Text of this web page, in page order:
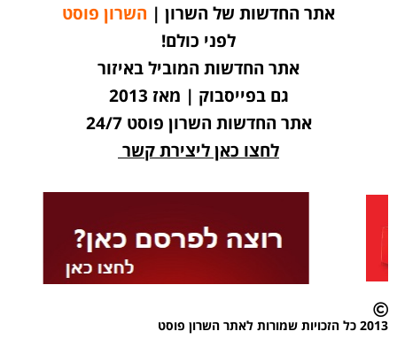
אתר החדשות של השרון | השרון פוסט
לפני כולם!
אתר החדשות המוביל באיזור
גם בפייסבוק | מאז 2013
אתר החדשות השרון פוסט 24/7
לחצו כאן ליצירת קשר
2013 כל הזכויות שמורות לאתר השרון פוסט